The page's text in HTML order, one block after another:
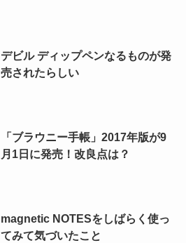
デビル ディップペンなるものが発
売されたらしい
「ブラウニー手帳」2017年版が9
月1日に発売！改良点は？
magnetic NOTESをしばらく使っ
てみて気づいたこと